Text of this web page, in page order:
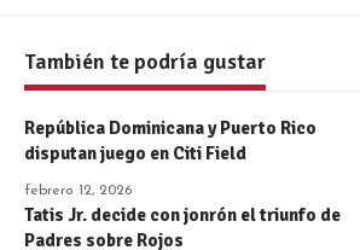
También te podría gustar
República Dominicana y Puerto Rico
disputan juego en Citi Field
febrero 12, 2026
Tatis Jr. decide con jonrón el triunfo de
Padres sobre Rojos